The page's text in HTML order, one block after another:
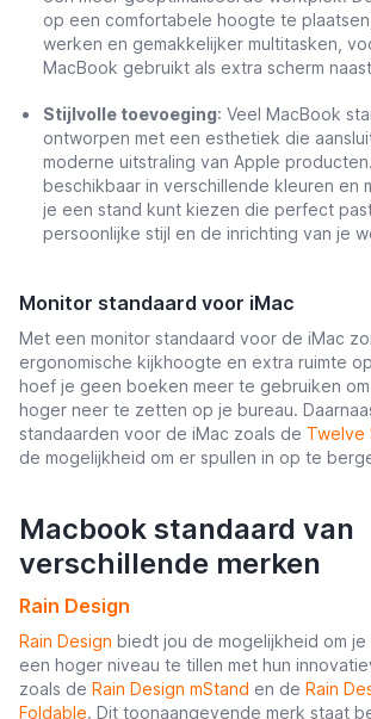
op een comfortabele hoogte te
werken en gemakkelijker multitasken,
MacBook gebruikt als extra scherm
Stijlvolle toevoeging: Veel MacBook
ontworpen met een esthetiek die
moderne uitstraling van Apple
beschikbaar in verschillende kleuren en
je een stand kunt kiezen die perfect
persoonlijke stijl en de inrichting van je
Monitor standaard voor iMac
Met een monitor standaard voor de iMac
ergonomische kijkhoogte en extra ruimte
hoef je geen boeken meer te gebruiken
hoger neer te zetten op je bureau.
standaarden voor de iMac zoals de Twelve
de mogelijkheid om er spullen in op te
Macbook standaard van
verschillende merken
Rain Design
Rain Design biedt jou de mogelijkheid om
een hoger niveau te tillen met hun
zoals de Rain Design mStand en de Rain
Foldable. Dit toonaangevende merk staat